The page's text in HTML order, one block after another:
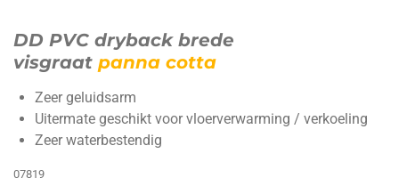
DD PVC dryback brede
visgraat panna cotta
Zeer geluidsarm
Uitermate geschikt voor vloerverwarming / verkoeling
Zeer waterbestendig
07819